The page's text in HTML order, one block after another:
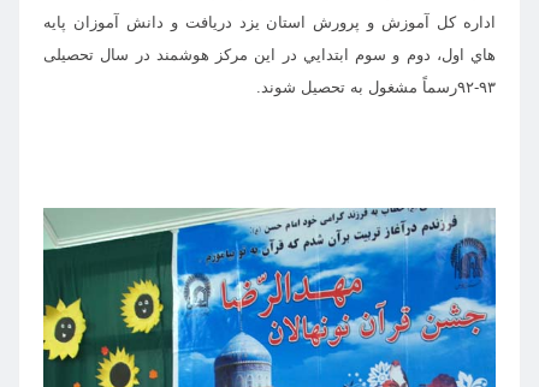
اداره كل آموزش و پرورش استان يزد دريافت و دانش آموزان پايه
هاي اول، دوم و سوم ابتدايي در اين مركز هوشمند در سال تحصیلی
۹۳-۹۲رسماً‌ مشغول به تحصيل شوند.